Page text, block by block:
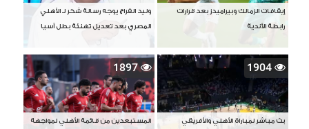
إيقافات الزمالك وبيراميدز بعد قرارات
رابطة الأندية
وليد الفراج يوجه رسالة شكر لـ الأهلي
المصري بعد تعديل تهنئة بطل آسيا
1904
بث مباشر لمباراة الأهلي والأفريقي
1897
المستبعدين من قائمة الأهلي لمواجهة